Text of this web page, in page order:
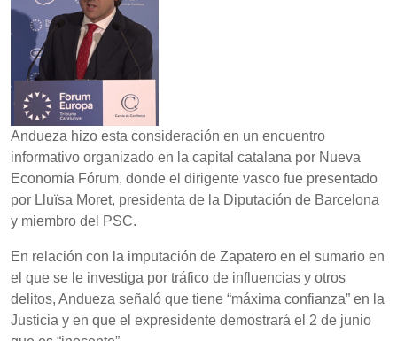
Andueza hizo esta consideración en un encuentro
informativo organizado en la capital catalana por Nueva
Economía Fórum, donde el dirigente vasco fue presentado
por Lluïsa Moret, presidenta de la Diputación de Barcelona
y miembro del PSC.
En relación con la imputación de Zapatero en el sumario en
el que se le investiga por tráfico de influencias y otros
delitos, Andueza señaló que tiene “máxima confianza” en la
Justicia y en que el expresidente demostrará el 2 de junio